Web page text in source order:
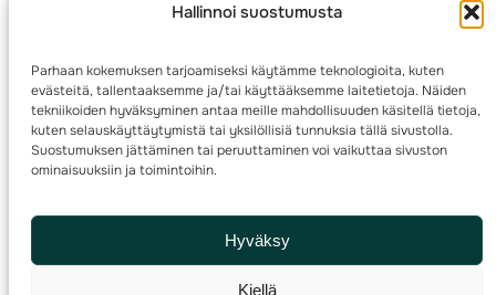
Hallinnoi suostumusta
Parhaan kokemuksen tarjoamiseksi käytämme teknologioita, kuten
evästeitä, tallentaaksemme ja/tai käyttääksemme laitetietoja. Näiden
tekniikoiden hyväksyminen antaa meille mahdollisuuden käsitellä tietoja,
kuten selauskäyttäytymistä tai yksilöllisiä tunnuksia tällä sivustolla.
Suostumuksen jättäminen tai peruuttaminen voi vaikuttaa sivuston
ominaisuuksiin ja toimintoihin.
Hyväksy
Kiellä
Seura­kehittäminen
Kartoitus
Ratamestari
© 2025 ·Suomen Suunnistusliitto· Valimotie 10, 00380 Helsinki, Finland
info(a)suunnistusliitto.fi,Rastilipun asiat: rastilippu(a)suunnistusliitto.fi
Kilpailut ja kuntorastit – Rastilippu:::Rastilipun ohjeet